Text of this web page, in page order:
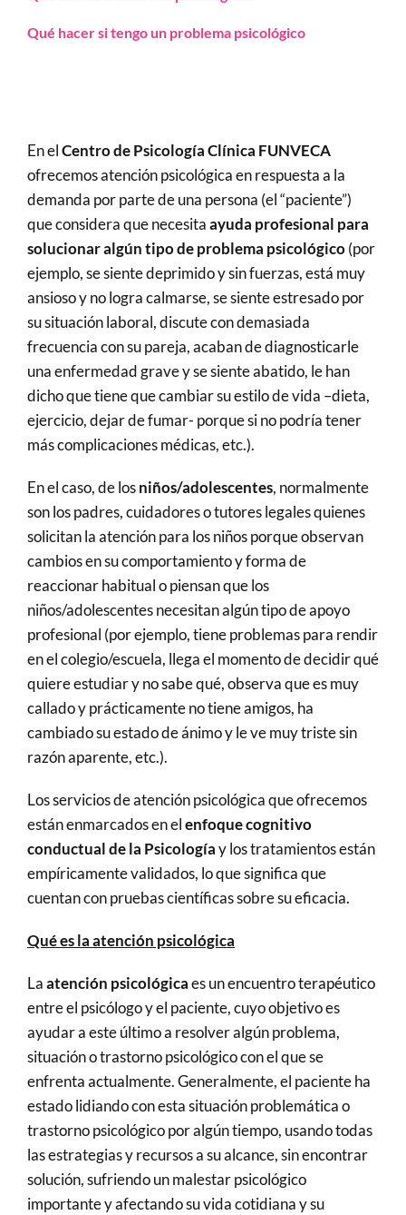
En elCentro de Psicología Clínica FUNVECA
ofrecemos atención psicológica en respuesta a la
demanda por parte de una persona (el “paciente”)
que considera que necesitaayuda profesional para
solucionar algún tipo de problema psicológico(por
ejemplo, se siente deprimido y sin fuerzas, está muy
ansioso y no logra calmarse, se siente estresado por
su situación laboral, discute con demasiada
frecuencia con su pareja, acaban de diagnosticarle
una enfermedad grave y se siente abatido, le han
dicho que tiene que cambiar su estilo de vida –dieta,
ejercicio, dejar de fumar- porque si no podría tener
más complicaciones médicas, etc.).
En el caso, de losniños/adolescentes, normalmente
son los padres, cuidadores o tutores legales quienes
solicitan la atención para los niños porque observan
cambios en su comportamiento y forma de
reaccionar habitual o piensan que los
niños/adolescentes necesitan algún tipo de apoyo
profesional (por ejemplo, tiene problemas para rendir
en el colegio/escuela, llega el momento de decidir qué
quiere estudiar y no sabe qué, observa que es muy
callado y prácticamente no tiene amigos, ha
cambiado su estado de ánimo y le ve muy triste sin
razón aparente, etc.).
Los servicios de atención psicológica que ofrecemos
están enmarcados en elenfoque cognitivo
conductual de la Psicologíay los tratamientos están
empíricamente validados, lo que significa que
cuentan con pruebas científicas sobre su eficacia.
Qué es la atención psicológica
Laatención psicológicaes un encuentro terapéutico
entre el psicólogo y el paciente, cuyo objetivo es
ayudar a este último a resolver algún problema,
situación o trastorno psicológico con el que se
enfrenta actualmente. Generalmente, el paciente ha
estado lidiando con esta situación problemática o
trastorno psicológico por algún tiempo, usando todas
las estrategias y recursos a su alcance, sin encontrar
solución, sufriendo un malestar psicológico
importante y afectando su vida cotidiana y su
Qué hacer si tengo un problema psicológico